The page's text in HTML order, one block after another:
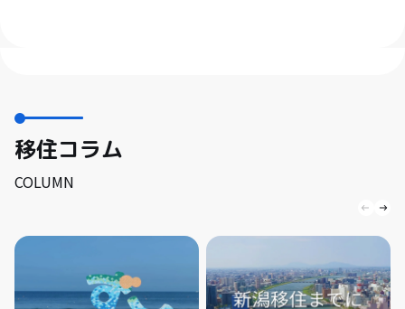
移住コラム
COLUMN